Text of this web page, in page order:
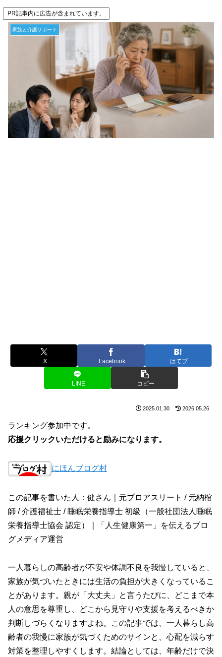
PR記事内に広告が含まれています。
家族と介護サポート
X Facebook はてブ
LINE コピー
2025.01.30 2026.05.26
ランキング参加中です。
応援クリックいただけると励みになります。
にほんブログ村
この記事を書いた人：健さん｜元プロアスリート / 元納棺
師 / 介護福祉士 / 睡眠栄養指導士 初級（一般社団法人睡眠
栄養指導士協会 認定）｜「人生健康第一」を伝えるブロ
グメディア運営
一人暮らしの高齢者が不安や体調不良を我慢していると、
家族が気づいたときには生活の負担が大きくなっているこ
とがあります。親が「大丈夫」と言うたびに、どこまで本
人の意思を尊重し、どこから見守りや支援を考えるべきか
判断しづらくなりますよね。この記事では、一人暮らし高
齢者の我慢に家族が気づくためのサインと、心配を減らす
対策を整理しやすくします。結論としては、年齢だけで決